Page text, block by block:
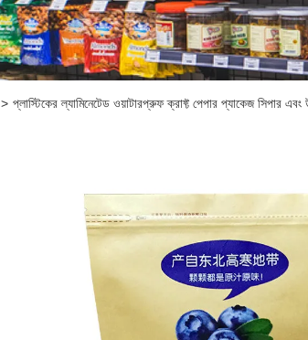
> প্লাস্টিকের ল্যামিনেটেড ওয়াটারপ্রুফ ক্রাফ্ট পেপার প্যাকেজ সিপার